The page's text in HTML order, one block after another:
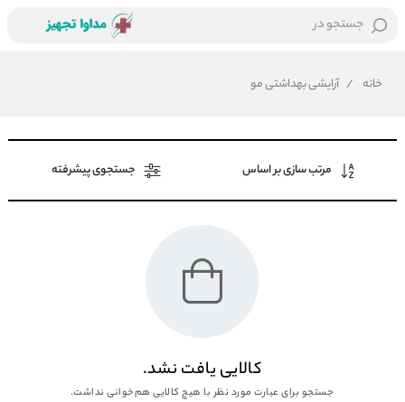
جستجو در
خانه / آرایشی بهداشتی مو
مرتب سازی بر اساس جستجوی پیشرفته
کالایی یافت نشد.
جستجو برای عبارت مورد نظر با هیچ کالایی هم‌خوانی نداشت.